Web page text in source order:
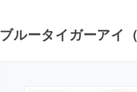
ブルータイガーアイ